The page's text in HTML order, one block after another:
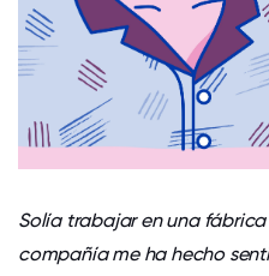
Solía trabajar en una
compañía me ha hecho